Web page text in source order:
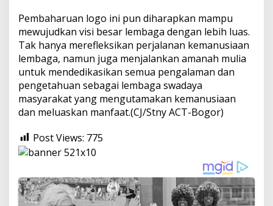
Pembaharuan logo ini pun diharapkan mampu
mewujudkan visi besar lembaga dengan lebih luas.
Tak hanya merefleksikan perjalanan kemanusiaan
lembaga, namun juga menjalankan amanah mulia
untuk mendedikasikan semua pengalaman dan
pengetahuan sebagai lembaga swadaya
masyarakat yang mengutamakan kemanusiaan
dan meluaskan manfaat.(CJ/Stny ACT-Bogor)
Post Views: 775